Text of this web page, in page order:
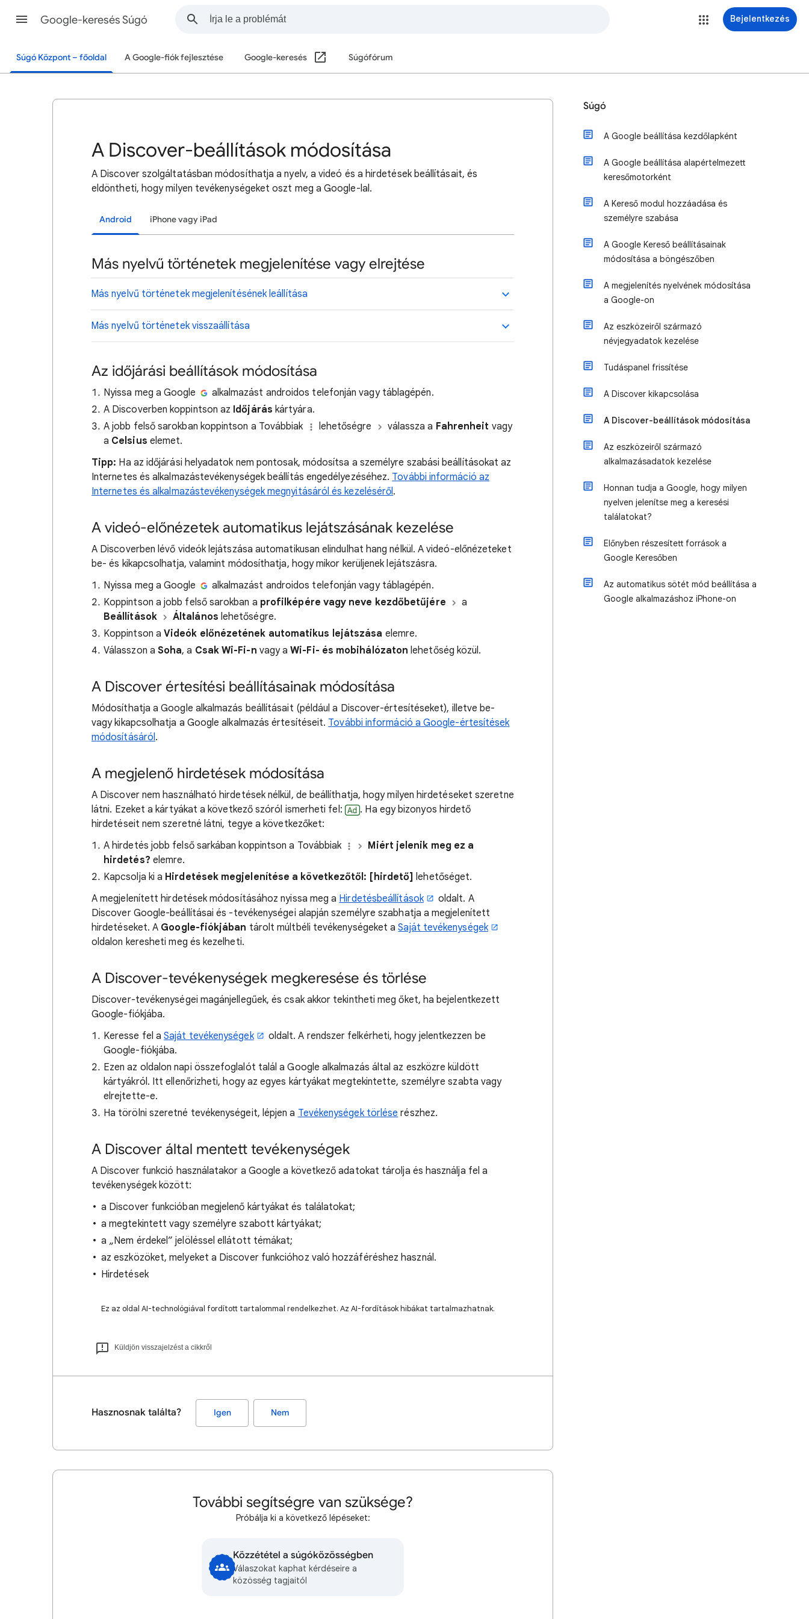
Google-keresés Súgó Bejelentkezés
Súgó Központ – főoldal A Google-fiók fejlesztése Google-keresés Súgófórum
A Discover-beállítások módosítása
A Discover szolgáltatásban módosíthatja a nyelv, a videó és a hirdetések beállításait, és
eldöntheti, hogy milyen tevékenységeket oszt meg a Google-lal.
Android iPhone vagy iPad
Más nyelvű történetek megjelenítése vagy elrejtése
Más nyelvű történetek megjelenítésének leállítása
Más nyelvű történetek visszaállítása
Az időjárási beállítások módosítása
Nyissa meg a Google
alkalmazást androidos telefonján vagy táblagépén.
A Discoverben koppintson az Időjárás kártyára.
A jobb felső sarokban koppintson a Továbbiak
lehetőségre válassza a Fahrenheit vagy
a Celsius elemet.
Tipp: Ha az időjárási helyadatok nem pontosak, módosítsa a személyre szabási beállításokat az
Internetes és alkalmazástevékenységek beállítás engedélyezéséhez. További információ az
Internetes és alkalmazástevékenységek megnyitásáról és kezeléséről.
A videó-előnézetek automatikus lejátszásának kezelése
A Discoverben lévő videók lejátszása automatikusan elindulhat hang nélkül. A videó-előnézeteket
be- és kikapcsolhatja, valamint módosíthatja, hogy mikor kerüljenek lejátszásra.
Nyissa meg a Google
alkalmazást androidos telefonján vagy táblagépén.
Koppintson a jobb felső sarokban a profilképére vagy neve kezdőbetűjére
a
Beállítások
Általános lehetőségre.
Koppintson aVideók előnézetének automatikus lejátszása elemre.
Válasszon a Soha, a Csak Wi-Fi-n vagy aWi-Fi- és mobihálózaton lehetőség közül.
A Discover értesítési beállításainak módosítása
Módosíthatja a Google alkalmazás beállításait (például a Discover-értesítéseket), illetve be-
vagy kikapcsolhatja a Google alkalmazás értesítéseit. További információ a Google-értesítések
módosításáról.
A megjelenő hirdetések módosítása
A Discover nem használható hirdetések nélkül, de beállíthatja, hogy milyen hirdetéseket szeretne
látni. Ezeket a kártyákat a következő szóról ismerheti fel:
. Ha egy bizonyos hirdető
hirdetéseit nem szeretné látni, tegye a következőket:
A hirdetés jobb felső sarkában koppintson a Továbbiak
Miért jelenik meg ez a
hirdetés? elemre.
Kapcsolja ki a Hirdetések megjelenítése a következőtől: [hirdető] lehetőséget.
A megjelenített hirdetések módosításához nyissa meg a Hirdetésbeállítások
oldalt. A
Discover Google-beállításai és -tevékenységei alapján személyre szabhatja a megjelenített
hirdetéseket. A Google-fiókjában tárolt múltbéli tevékenységeket aSaját tevékenységek
oldalon keresheti meg és kezelheti.
A Discover-tevékenységek megkeresése és törlése
Discover-tevékenységei magánjellegűek, és csak akkor tekintheti meg őket, ha bejelentkezett
Google-fiókjába.
Keresse fel aSaját tevékenységek
oldalt. A rendszer felkérheti, hogy jelentkezzen be
Google-fiókjába.
Ezen az oldalon napi összefoglalót talál a Google alkalmazás által az eszközre küldött
kártyákról. Itt ellenőrizheti, hogy az egyes kártyákat megtekintette, személyre szabta vagy
elrejtette-e.
Ha törölni szeretné tevékenységeit, lépjen a Tevékenységek törlése részhez.
A Discover által mentett tevékenységek
A Discover funkció használatakor a Google a következő adatokat tárolja és használja fel a
tevékenységek között:
a Discover funkcióban megjelenő kártyákat és találatokat;
a megtekintett vagy személyre szabott kártyákat;
a „Nem érdekel” jelöléssel ellátott témákat;
az eszközöket, melyeket a Discover funkcióhoz való hozzáféréshez használ.
Hirdetések
Ez az oldal AI-technológiával fordított tartalommal rendelkezhet. Az AI-fordítások hibákat tartalmazhatnak.
Küldjön visszajelzést a cikkről
Hasznosnak találta? Igen Nem
További segítségre van szüksége?
Próbálja ki a következő lépéseket:
Közzététel a súgóközösségben
Válaszokat kaphat kérdéseire a
közösség tagjaitól
Súgó
A Google beállítása kezdőlapként
A Google beállítása alapértelmezett
keresőmotorként
A Kereső modul hozzáadása és
személyre szabása
A Google Kereső beállításainak
módosítása a böngészőben
A megjelenítés nyelvének módosítása
a Google-on
Az eszközeiről származó
névjegyadatok kezelése
Tudáspanel frissítése
A Discover kikapcsolása
A Discover-beállítások módosítása
Az eszközeiről származó
alkalmazásadatok kezelése
Honnan tudja a Google, hogy milyen
nyelven jelenítse meg a keresési
találatokat?
Előnyben részesített források a
Google Keresőben
Az automatikus sötét mód beállítása a
Google alkalmazáshoz iPhone-on